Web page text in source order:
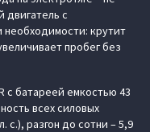
двигатель с
необходимости: крутит
пробег без
с батареей емкостью 43
всех силовых
с.), разгон до сотни – 5,9